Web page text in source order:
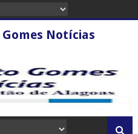
Notícias